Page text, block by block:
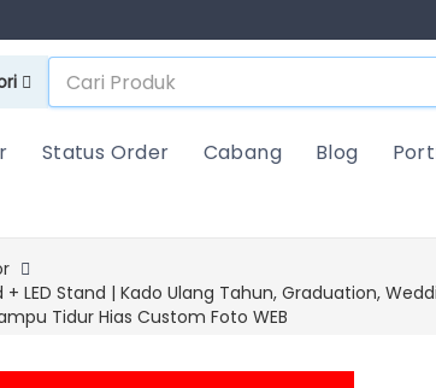
Status Order Cabang Blog
LED Stand | Kado Ulang Tahun, Graduation,
Tidur Hias Custom Foto WEB